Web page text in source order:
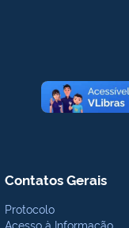
Contatos Gerais
Protocolo
Acesso à Informação